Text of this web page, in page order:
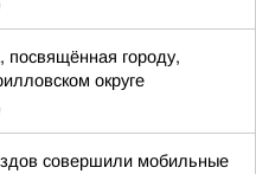
посвящённая городу,
округе
совершили мобильные